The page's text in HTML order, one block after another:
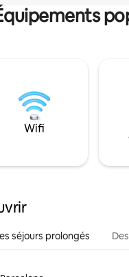
Wifi
séjours prolongés